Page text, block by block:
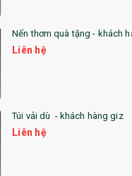
Nến thơm quà tặng - khách
Liên hệ
Túi vải dù - khách hàng giz
Liên hệ